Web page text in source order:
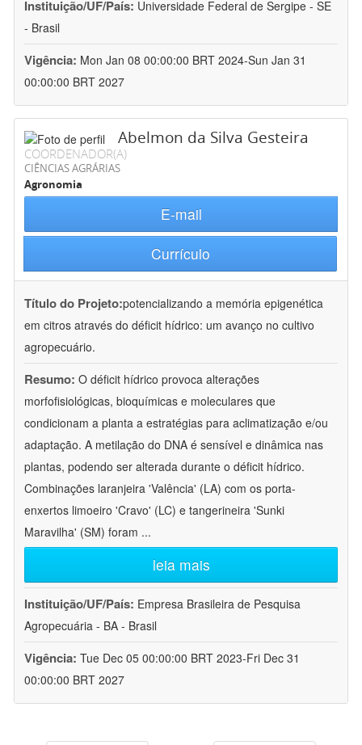
Instituição/UF/País: Universidade Federal de Sergipe - SE
- Brasil
Vigência: Mon Jan 08 00:00:00 BRT 2024-Sun Jan 31
00:00:00 BRT 2027
Abelmon da Silva Gesteira
COORDENADOR(A)
CIÊNCIAS AGRÁRIAS
Agronomia
E-mail
Currículo
Título do Projeto:potencializando a memória epigenética
em citros através do déficit hídrico: um avanço no cultivo
agropecuário.
Resumo: O déficit hídrico provoca alterações
morfofisiológicas, bioquímicas e moleculares que
condicionam a planta a estratégias para aclimatização e/ou
adaptação. A metilação do DNA é sensível e dinâmica nas
plantas, podendo ser alterada durante o déficit hídrico.
Combinações laranjeira 'Valência' (LA) com os porta-
enxertos limoeiro 'Cravo' (LC) e tangerineira 'Sunki
Maravilha' (SM) foram ...
leia mais
Instituição/UF/País: Empresa Brasileira de Pesquisa
Agropecuária - BA - Brasil
Vigência: Tue Dec 05 00:00:00 BRT 2023-Fri Dec 31
00:00:00 BRT 2027